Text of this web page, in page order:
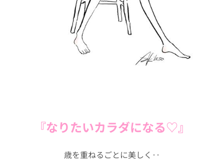
『なりたいカラダになる♡』
歳を重ねるごとに美しく‥